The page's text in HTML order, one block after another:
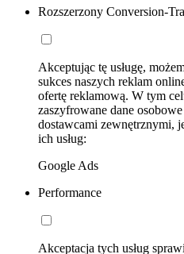
Rozszerzony Conversion-
Akceptując tę usługę,
sukces naszych reklam
ofertę reklamową. W tym
zaszyfrowane dane
dostawcami zewnętrznymi,
ich usług:
Google Ads
Performance
Akceptacja tych usług